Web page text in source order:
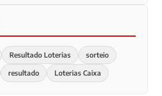
Resultado Loterias sorteio
resultado Loterias Caixa